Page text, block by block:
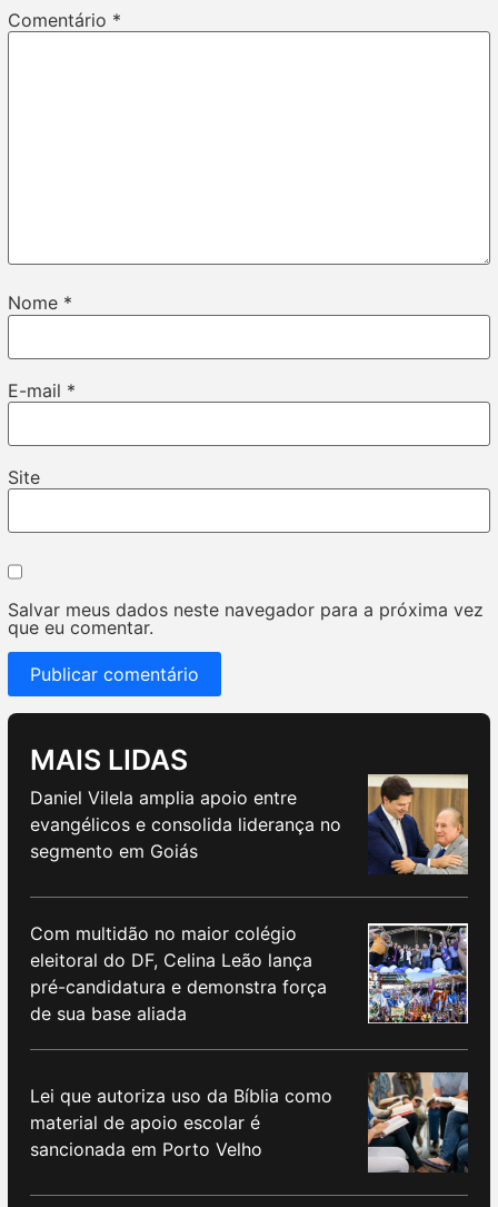
Comentário *
Nome *
E-mail *
Site
Salvar meus dados neste navegador para a próxima vez
que eu comentar.
MAIS LIDAS
Daniel Vilela amplia apoio entre
evangélicos e consolida liderança no
segmento em Goiás
Com multidão no maior colégio
eleitoral do DF, Celina Leão lança
pré-candidatura e demonstra força
de sua base aliada
Lei que autoriza uso da Bíblia como
material de apoio escolar é
sancionada em Porto Velho